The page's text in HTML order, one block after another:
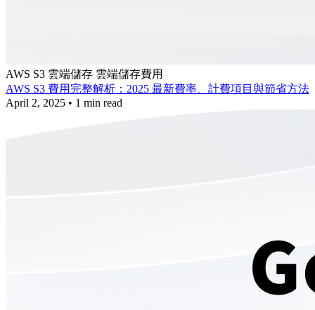
AWS S3 雲端儲存 雲端儲存費用
AWS S3 費用完整解析：2025 最新費率、計費項目與節省方法
April 2, 2025 • 1 min read